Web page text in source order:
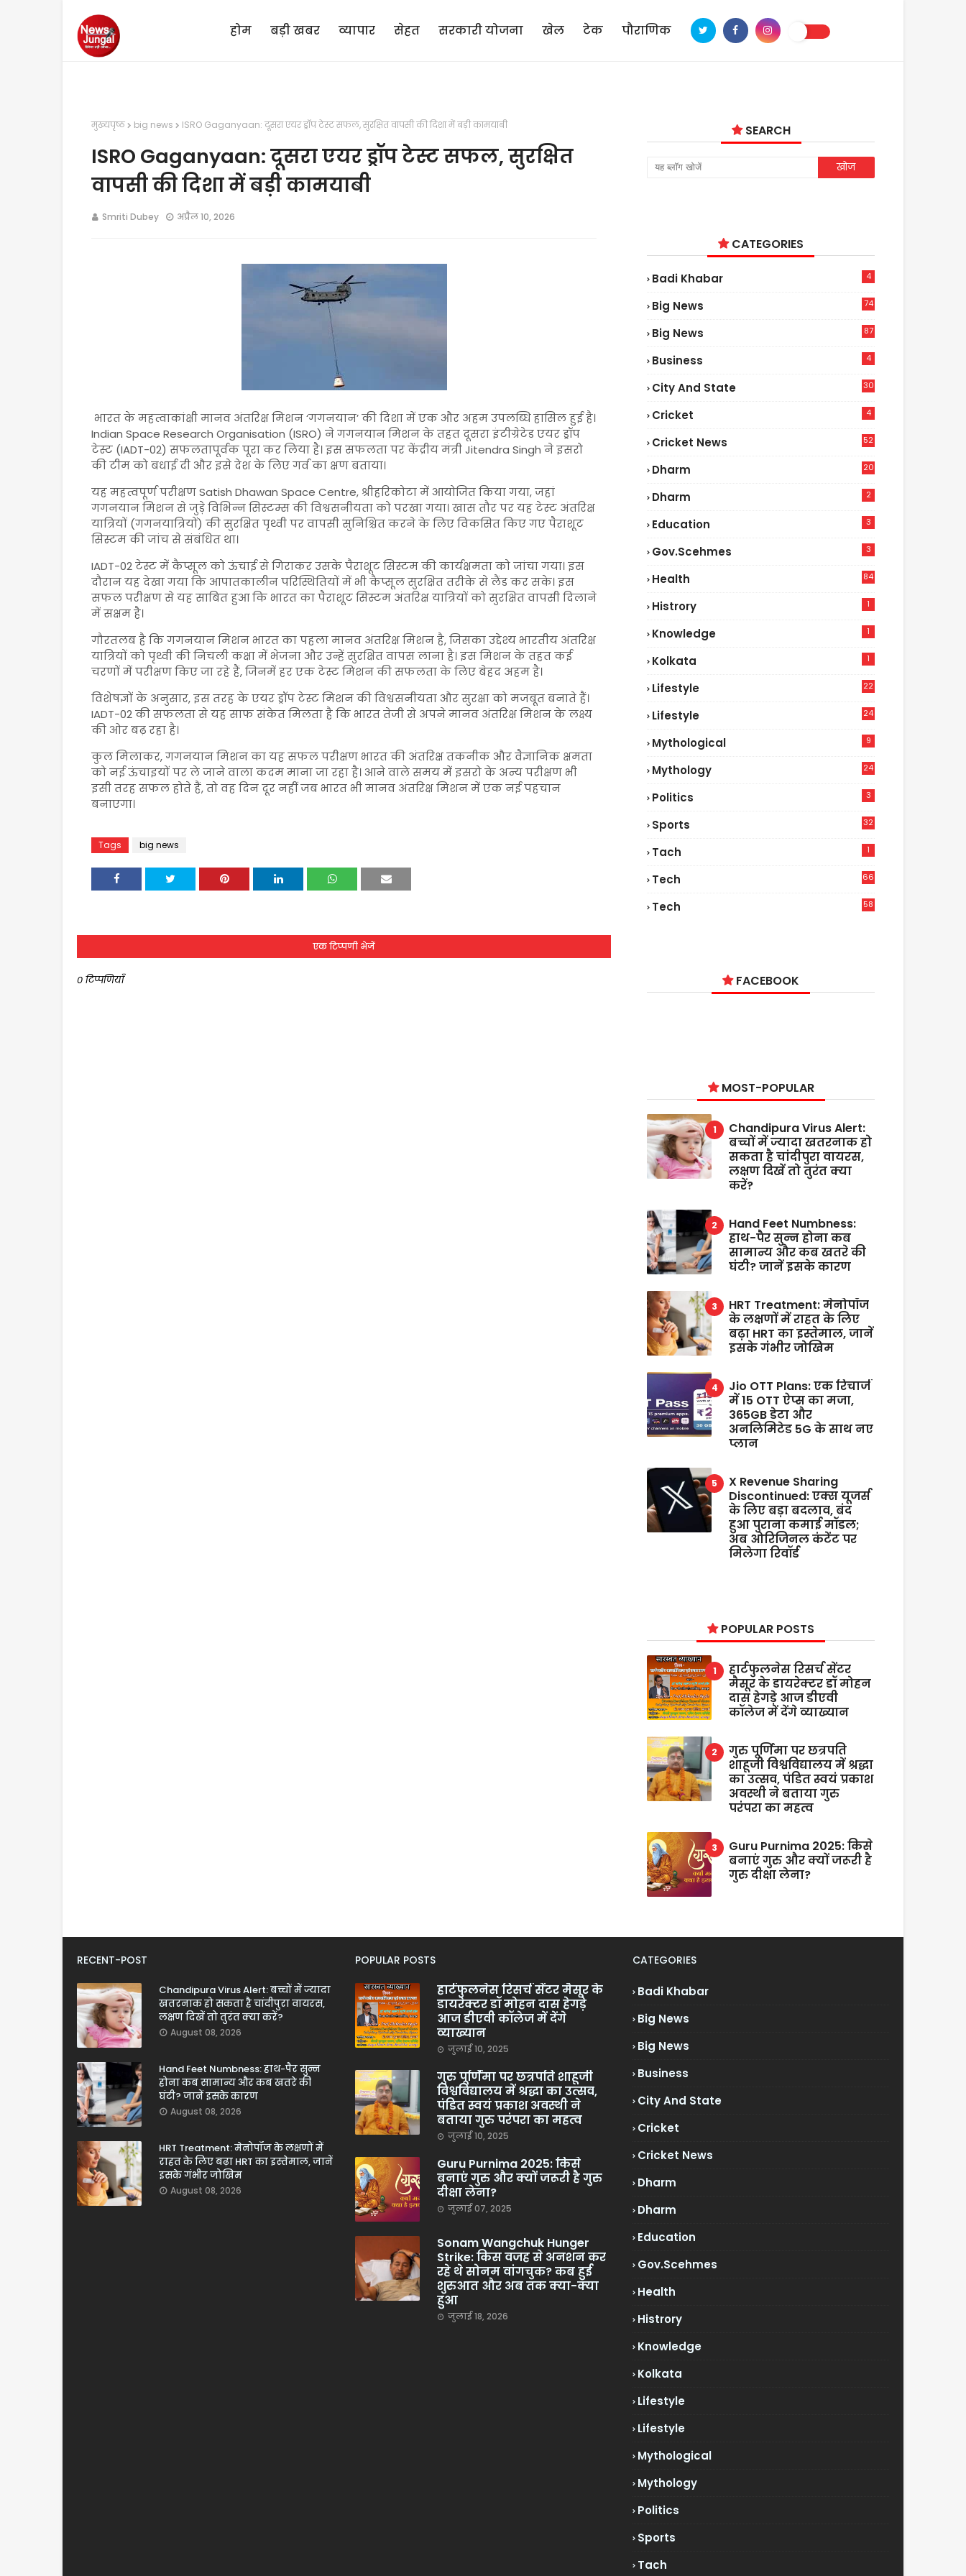
होम बड़ी खबर व्यापार सेहत सरकारी योजना खेल टेक पौराणिक
मुख्यपृष्ठ big news ISRO Gaganyaan: दूसरा एयर ड्रॉप टेस्ट सफल, सुरक्षित वापसी की दिशा में बड़ी कामयाबी
ISRO Gaganyaan: दूसरा एयर ड्रॉप टेस्ट सफल, सुरक्षित
वापसी की दिशा में बड़ी कामयाबी
Smriti Dubey अप्रैल 10, 2026
भारत के महत्वाकांक्षी मानव अंतरिक्ष मिशन ‘गगनयान’ की दिशा में एक और अहम उपलब्धि हासिल हुई है।
Indian Space Research Organisation (ISRO) ने गगनयान मिशन के तहत दूसरा इंटीग्रेटेड एयर ड्रॉप
टेस्ट (IADT-02) सफलतापूर्वक पूरा कर लिया है। इस सफलता पर केंद्रीय मंत्रीJitendra Singh ने इसरो
की टीम को बधाई दी और इसे देश के लिए गर्व का क्षण बताया।
यह महत्वपूर्ण परीक्षणSatish Dhawan Space Centre, श्रीहरिकोटा में आयोजित किया गया, जहां
गगनयान मिशन से जुड़े विभिन्न सिस्टम्स की विश्वसनीयता को परखा गया। खास तौर पर यह टेस्ट अंतरिक्ष
यात्रियों (गगनयात्रियों) की सुरक्षित पृथ्वी पर वापसी सुनिश्चित करने के लिए विकसित किए गए पैराशूट
सिस्टम की जांच से संबंधित था।
IADT-02 टेस्ट में कैप्सूल को ऊंचाई से गिराकर उसके पैराशूट सिस्टम की कार्यक्षमता को जांचा गया। इस
दौरान यह देखा गया कि आपातकालीन परिस्थितियों में भी कैप्सूल सुरक्षित तरीके से लैंड कर सके। इस
सफल परीक्षण से यह साबित हुआ कि भारत का पैराशूट सिस्टम अंतरिक्ष यात्रियों को सुरक्षित वापसी दिलाने
में सक्षम है।
गौरतलब है कि गगनयान मिशन भारत का पहला मानव अंतरिक्ष मिशन है, जिसका उद्देश्य भारतीय अंतरिक्ष
यात्रियों को पृथ्वी की निचली कक्षा में भेजना और उन्हें सुरक्षित वापस लाना है। इस मिशन के तहत कई
चरणों में परीक्षण किए जा रहे हैं, जिनमें हर एक टेस्ट मिशन की सफलता के लिए बेहद अहम है।
विशेषज्ञों के अनुसार, इस तरह के एयर ड्रॉप टेस्ट मिशन की विश्वसनीयता और सुरक्षा को मजबूत बनाते हैं।
IADT-02 की सफलता से यह साफ संकेत मिलता है कि भारत तेजी से अपने मानव अंतरिक्ष मिशन के लक्ष्य
की ओर बढ़ रहा है।
कुल मिलाकर, गगनयान मिशन का यह सफल परीक्षण भारत की अंतरिक्ष तकनीक और वैज्ञानिक क्षमता
को नई ऊंचाइयों पर ले जाने वाला कदम माना जा रहा है। आने वाले समय में इसरो के अन्य परीक्षण भी
इसी तरह सफल होते हैं, तो वह दिन दूर नहीं जब भारत भी मानव अंतरिक्ष मिशन में एक नई पहचान
बनाएगा।
Tags big news
एक टिप्पणी भेजें
0 टिप्पणियाँ
SEARCH
CATEGORIES
Badi Khabar 4
Big News
74
Big News
87
Business 4
City And State 30
Cricket 4
Cricket News
52
Dharm 20
Dharm 2
Education 3
Gov.scehmes 3
Health
84
Histrory 1
Knowledge 1
Kolkata 1
Lifestyle
22
Lifestyle
24
Mythological 9
Mythology 24
Politics 3
Sports 32
Tach 1
Tech
66
Tech
58
FACEBOOK
MOST-POPULAR
Chandipura Virus Alert:
बच्चों में ज्यादा खतरनाक हो
सकता है चांदीपुरा वायरस,
लक्षण दिखें तो तुरंत क्या
करें?
Hand Feet Numbness:
हाथ-पैर सुन्न होना कब
सामान्य और कब खतरे की
घंटी? जानें इसके कारण
HRT Treatment: मेनोपॉज
के लक्षणों में राहत के लिए
बढ़ा HRT का इस्तेमाल, जानें
इसके गंभीर जोखिम
Jio OTT Plans: एक रिचार्ज
में 15 OTT ऐप्स का मजा,
365GB डेटा और
अनलिमिटेड 5G के साथ नए
प्लान
X Revenue Sharing
Discontinued: एक्स यूजर्स
के लिए बड़ा बदलाव, बंद
हुआ पुराना कमाई मॉडल;
अब ओरिजिनल कंटेंट पर
मिलेगा रिवॉर्ड
POPULAR POSTS
हार्टफुलनेस रिसर्च सेंटर
मैसूर के डायरेक्टर डॉ मोहन
दास हेगड़े आज डीएवी
कॉलेज में देंगे व्याख्यान
गुरु पूर्णिमा पर छत्रपति
शाहूजी विश्वविद्यालय में श्रद्धा
का उत्सव, पंडित स्वयं प्रकाश
अवस्थी ने बताया गुरु
परंपरा का महत्व
Guru Purnima 2025: किसे
बनाएं गुरु और क्यों जरूरी है
गुरु दीक्षा लेना?
RECENT-POST
Chandipura Virus Alert: बच्चों में ज्यादा
खतरनाक हो सकता है चांदीपुरा वायरस,
लक्षण दिखें तो तुरंत क्या करें?
August 08, 2026
Hand Feet Numbness: हाथ-पैर सुन्न
होना कब सामान्य और कब खतरे की
घंटी? जानें इसके कारण
August 08, 2026
HRT Treatment: मेनोपॉज के लक्षणों में
राहत के लिए बढ़ा HRT का इस्तेमाल, जानें
इसके गंभीर जोखिम
August 08, 2026
POPULAR POSTS
हार्टफुलनेस रिसर्च सेंटर मैसूर के
डायरेक्टर डॉ मोहन दास हेगड़े
आज डीएवी कॉलेज में देंगे
व्याख्यान
जुलाई 10, 2025
गुरु पूर्णिमा पर छत्रपति शाहूजी
विश्वविद्यालय में श्रद्धा का उत्सव,
पंडित स्वयं प्रकाश अवस्थी ने
बताया गुरु परंपरा का महत्व
जुलाई 10, 2025
Guru Purnima 2025: किसे
बनाएं गुरु और क्यों जरूरी है गुरु
दीक्षा लेना?
जुलाई 07, 2025
Sonam Wangchuk Hunger
Strike: किस वजह से अनशन कर
रहे थे सोनम वांगचुक? कब हुई
शुरुआत और अब तक क्या-क्या
हुआ
जुलाई 18, 2026
CATEGORIES
Badi Khabar
Big News
Big News
Business
City And State
Cricket
Cricket News
Dharm
Dharm
Education
Gov.scehmes
Health
Histrory
Knowledge
Kolkata
Lifestyle
Lifestyle
Mythological
Mythology
Politics
Sports
Tach